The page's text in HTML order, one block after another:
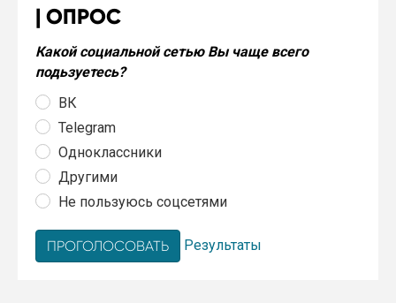
ОПРОС
Какой социальной сетью Вы чаще всего
подьзуетесь?
ВК
Telegram
Одноклассники
Другими
Не пользуюсь соцсетями
Результаты